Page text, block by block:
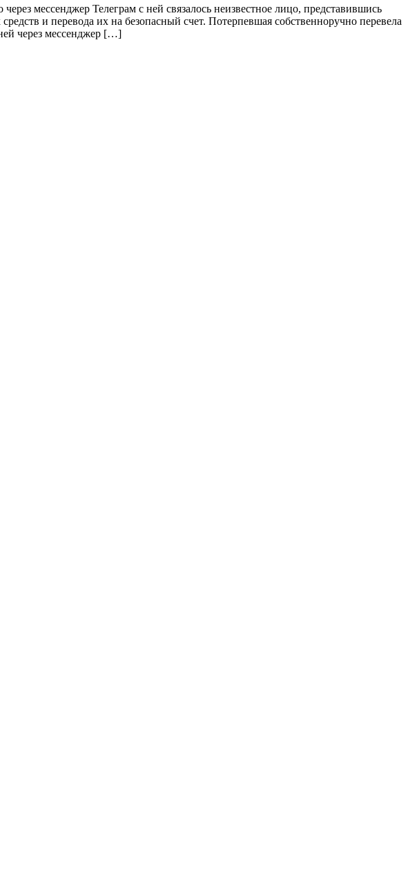
мессенджер Телеграм с ней связалось неизвестное лицо, представившись
и перевода их на безопасный счет. Потерпевшая собственноручно перевела
через мессенджер […]